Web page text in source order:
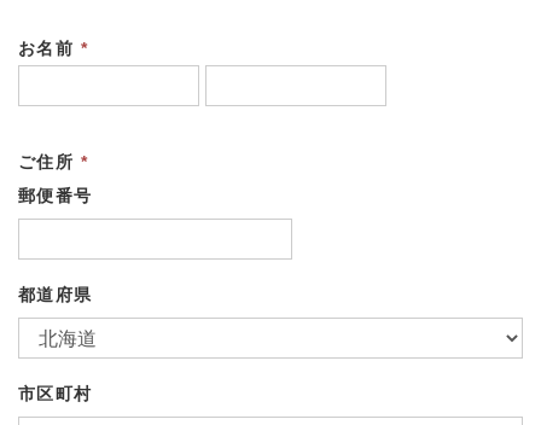
お名前 *
ご住所 *
郵便番号
都道府県
市区町村